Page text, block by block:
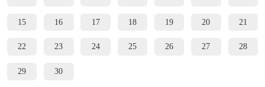
15 16 17 18 19 20 21
22 23 24 25 26 27 28
29 30